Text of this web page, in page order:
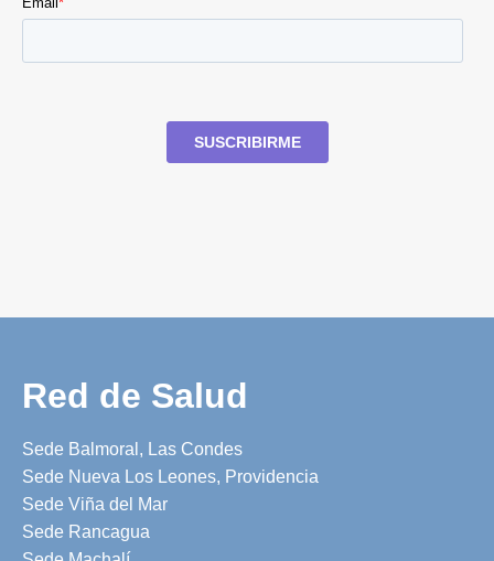
Red de Salud
Sede Balmoral, Las Condes
Sede Nueva Los Leones, Providencia
Sede Viña del Mar
Sede Rancagua